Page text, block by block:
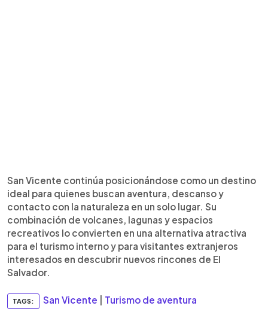
San Vicente continúa posicionándose como un destino
ideal para quienes buscan aventura, descanso y
contacto con la naturaleza en un solo lugar. Su
combinación de volcanes, lagunas y espacios
recreativos lo convierten en una alternativa atractiva
para el turismo interno y para visitantes extranjeros
interesados en descubrir nuevos rincones de El
Salvador.
TAGS: San Vicente Turismo de aventura